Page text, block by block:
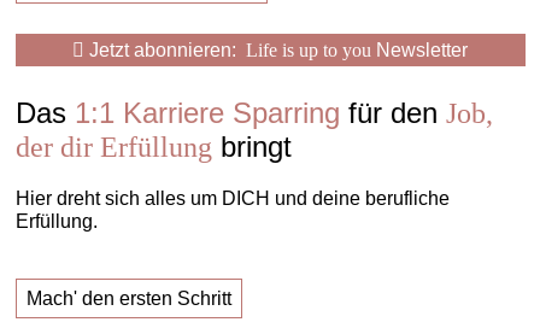
Jetzt abonnieren: Life is up to you Newsletter
Das 1:1 Karriere Sparring für den Job,
der dir Erfüllung bringt
Hier dreht sich alles um DICH und deine berufliche
Erfüllung.
Mach' den ersten Schritt